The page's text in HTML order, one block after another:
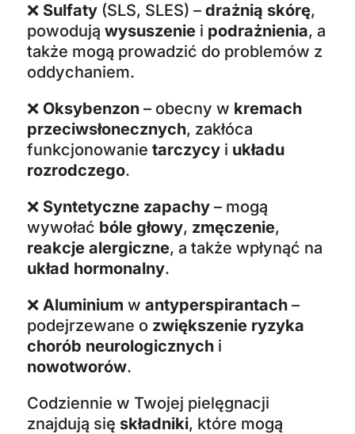
❌ Sulfaty(SLS, SLES) – drażnią skórę,
powodują wysuszeniei podrażnienia, a
także mogą prowadzić do problemów z
oddychaniem.
❌ Oksybenzon– obecny w kremach
przeciwsłonecznych, zakłóca
funkcjonowanie tarczycyi układu
rozrodczego.
❌ Syntetyczne zapachy– mogą
wywołać bóle głowy, zmęczenie,
reakcje alergiczne, a także wpłynąć na
układ hormonalny.
❌ Aluminium w antyperspirantach–
podejrzewane o zwiększenie ryzyka
chorób neurologicznychi
nowotworów.
Codziennie w Twojej pielęgnacji
znajdują się składniki, które mogą